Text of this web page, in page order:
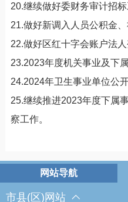
20.继续做好委财务审计招标
21.做好新调入人员公积金
22.做好区红十字会账户法人
23.2023年度机关事业及下
24.2024年卫生事业单位公
25.继续推进2023年度下属
察工作。
市县(区)网站